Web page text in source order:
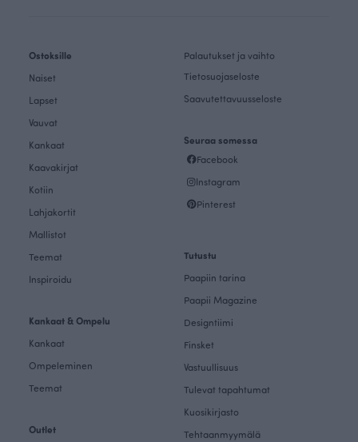
Ostoksille
Naiset
Lapset
Vauvat
Kankaat
Kaavakirjat
Kotiin
Lahjakortit
Mallistot
Teemat
Inspiroidu
Kankaat & Ompelu
Kankaat
Ompeleminen
Teemat
Outlet
Palautukset ja vaihto
Tietosuojaseloste
Saavutettavuusseloste
Seuraa somessa
Facebook
Instagram
Pinterest
Tutustu
Paapiin tarina
Paapii Magazine
Designtiimi
Finsket
Vastuullisuus
Tulevat tapahtumat
Kuosikirjasto
Tehtaanmyymälä